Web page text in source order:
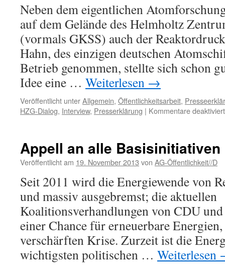
Neben dem eigentlichen
auf dem Gelände des Helmholtz
(vormals GKSS) auch der
Hahn, des einzigen deutschen
Betrieb genommen, stellte sich schon
Idee eine … Weiterlesen →
Veröffentlicht unterAllgemein, Öffentlichkeitsarbeit,
HZG-Dialog, Interview, Presserklärung | Kommentare deaktiviert
Appell an alle Basisinitiativen
Veröffentlicht am 19. November 2013 von AG-Öffentlichkeit//D
Seit 2011 wird die Energiewende von
und massiv ausgebremst; die aktuellen
Koalitionsverhandlungen von CDU
einer Chance für erneuerbare
verschärften Krise. Zurzeit ist die
wichtigsten politischen … Weiterlesen